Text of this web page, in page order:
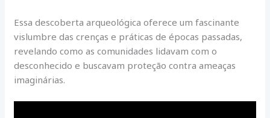
Essa descoberta arqueológica oferece um fascinante
vislumbre das crenças e práticas de épocas passadas,
revelando como as comunidades lidavam com o
desconhecido e buscavam proteção contra ameaças
imaginárias.